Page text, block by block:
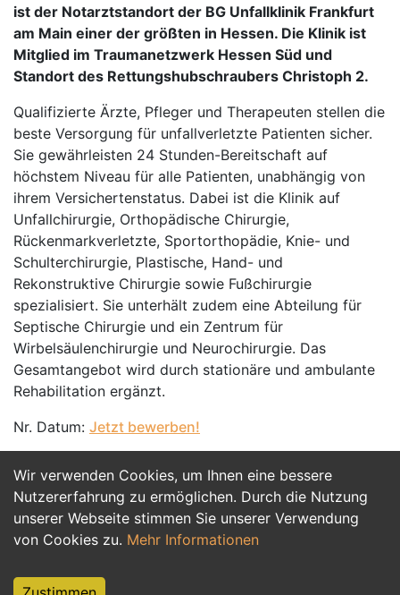
Wir verwenden Cookies, um Ihnen eine bessere
Nutzererfahrung zu ermöglichen. Durch die Nutzung
unserer Webseite stimmen Sie unserer Verwendung
von Cookies zu. Mehr Informationen
ist der Notarztstandort der BG Unfallklinik Frankfurt
am Main einer der größten in Hessen. Die Klinik ist
Mitglied im Traumanetzwerk Hessen Süd und
Standort des Rettungshubschraubers Christoph 2.
Qualifizierte Ärzte, Pfleger und Therapeuten stellen die
beste Versorgung für unfallverletzte Patienten sicher.
Sie gewährleisten 24 Stunden-Bereitschaft auf
höchstem Niveau für alle Patienten, unabhängig von
ihrem Versichertenstatus. Dabei ist die Klinik auf
Unfallchirurgie, Orthopädische Chirurgie,
Rückenmarkverletzte, Sportorthopädie, Knie- und
Schulterchirurgie, Plastische, Hand- und
Rekonstruktive Chirurgie sowie Fußchirurgie
spezialisiert. Sie unterhält zudem eine Abteilung für
Septische Chirurgie und ein Zentrum für
Wirbelsäulenchirurgie und Neurochirurgie. Das
Gesamtangebot wird durch stationäre und ambulante
Rehabilitation ergänzt.
Nr. Datum: Jetzt bewerben!
Jetzt Bewerben